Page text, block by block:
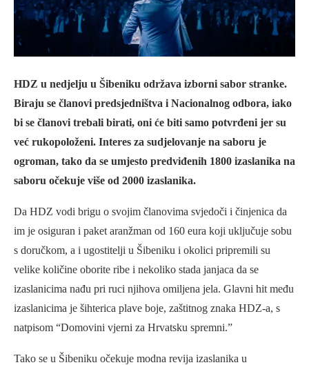
HDZ u nedjelju u Šibeniku održava izborni sabor stranke.
Biraju se članovi predsjedništva i Nacionalnog odbora, iako
bi se članovi trebali birati, oni će biti samo potvrđeni jer su
već rukopoloženi. Interes za sudjelovanje na saboru je
ogroman, tako da se umjesto predviđenih 1800 izaslanika na
saboru očekuje više od 2000 izaslanika.
Da HDZ vodi brigu o svojim članovima svjedoči i činjenica da
im je osiguran i paket aranžman od 160 eura koji uključuje sobu
s doručkom, a i ugostitelji u Šibeniku i okolici pripremili su
velike količine oborite ribe i nekoliko stada janjaca da se
izaslanicima nađu pri ruci njihova omiljena jela. Glavni hit među
izaslanicima je šihterica plave boje, zaštitnog znaka HDZ-a, s
natpisom “Domovini vjerni za Hrvatsku spremni.”
Tako se u Šibeniku očekuje modna revija izaslanika u